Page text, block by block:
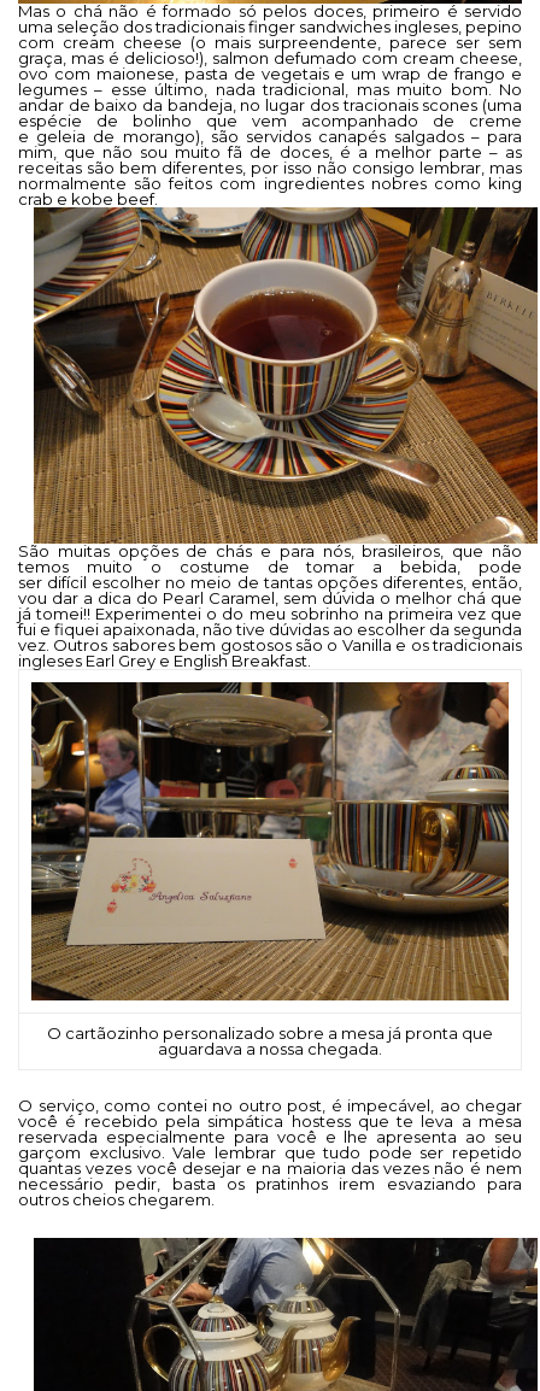
Mas o chá não é formado só pelos doces, primeiro é servido
uma seleção dos tradicionais finger sandwiches ingleses, pepino
com cream cheese (o mais surpreendente, parece ser sem
graça, mas é delicioso!), salmon defumado com cream cheese,
ovo com maionese, pasta de vegetais e um wrap de frango e
legumes – esse último, nada tradicional, mas muito bom. No
andar de baixo da bandeja, no lugar dos tracionais scones (uma
espécie de bolinho que vem acompanhado de creme
e geleia de morango), são servidos canapés salgados – para
mim, que não sou muito fã de doces, é a melhor parte – as
receitas são bem diferentes, por isso não consigo lembrar, mas
normalmente são feitos com ingredientes nobres como king
crab e kobe beef.
São muitas opções de chás e para nós, brasileiros, que não
temos muito o costume de tomar a bebida, pode
ser difícil escolher no meio de tantas opções diferentes, então,
vou dar a dica do Pearl Caramel, sem dúvida o melhor chá que
já tomei!! Experimentei o do meu sobrinho na primeira vez que
fui e fiquei apaixonada, não tive dúvidas ao escolher da segunda
vez. Outros sabores bem gostosos são o Vanilla e os tradicionais
ingleses Earl Grey e English Breakfast.
O cartãozinho personalizado sobre a mesa já pronta que
aguardava a nossa chegada.
O serviço, como contei no outro post, é impecável, ao chegar
você é recebido pela simpática hostess que te leva a mesa
reservada especialmente para você e lhe apresenta ao seu
garçom exclusivo. Vale lembrar que tudo pode ser repetido
quantas vezes você desejar e na maioria das vezes não é nem
necessário pedir, basta os pratinhos irem esvaziando para
outros cheios chegarem.